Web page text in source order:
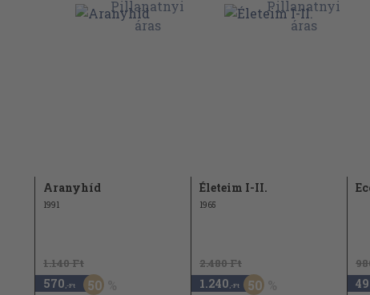
Aranyhíd
1991
1.140 Ft
570 ,-Ft 50
Életeim I-II.
1965
2.480 Ft
1.240 ,-Ft 50